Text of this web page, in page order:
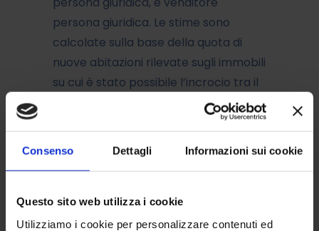
Consenso Dettagli Informazioni sui cookie
Questo sito web utilizza i cookie
Utilizziamo i cookie per personalizzare contenuti ed
persona giuridica. Le stime sono
calcolate sulla base della quota di
nuove abitazioni rilevate sugli immobili
su cui è stato possibile l’incrocio tra il
compravendite e i dati dell’ufficio del
La stima per il primo trimestre 2022,
fa registrare un incremento del 10,2%,
era stato del 10,4% nell’ultimo giovedì